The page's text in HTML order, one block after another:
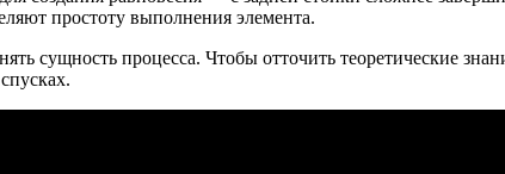
простоту выполнения элемента.
сущность процесса. Чтобы отточить теоретические